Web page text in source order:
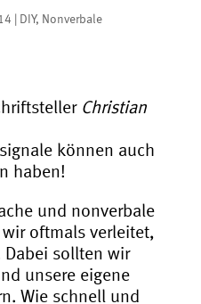
| DIY, Nonverbale
Christian
können auch
haben!
und nonverbale
oftmals verleitet,
sollten wir
unsere eigene
Wie schnell und